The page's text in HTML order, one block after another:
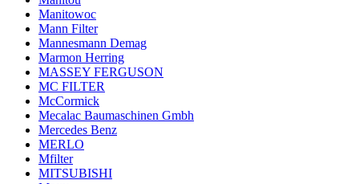
Manitowoc
Mann Filter
Mannesmann Demag
Marmon Herring
MASSEY FERGUSON
MC FILTER
McCormick
Mecalac Baumaschinen Gmbh
Mercedes Benz
MERLO
Mfilter
MITSUBISHI